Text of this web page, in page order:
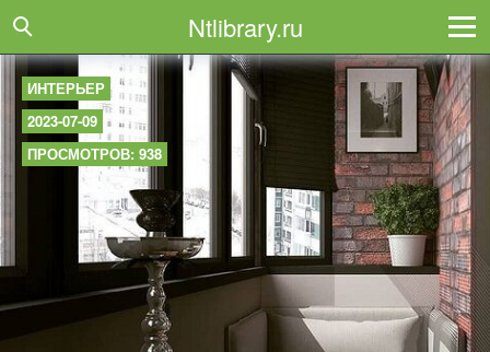
Ntlibrary.ru
ИНТЕРЬЕР
2023-07-09
ПРОСМОТРОВ: 938